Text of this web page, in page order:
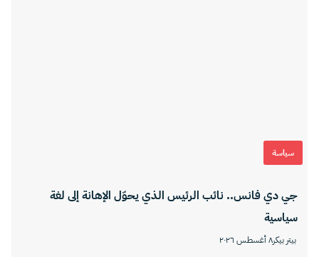
سياسة
جي دي فانس.. نائب الرئيس الذي يحوّل الإهانة إلى لغة
سياسية
بيتر بيكر٨ أغسطس ٢٠٢٦